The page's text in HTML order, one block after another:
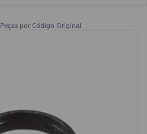
Peças por Código Original